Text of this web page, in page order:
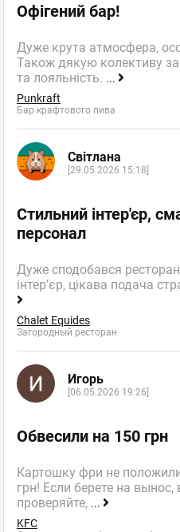
Офігений бар!
Дуже крута атмосфера,
Також дякую колективу
та лояльність. ...
Punkraft
Бар крафтового пива
Світлана
[29.05.2026 15:18]
Стильний інтер'єр,
персонал
Дуже сподобався
інтер’єр, цікава подача
Chalet Equides
Загородный ресторан
Игорь
[06.05.2026 19:26]
Обвесили на 150 грн
Картошку фри не
грн! Если берете на
проверяйте, ...
KFC